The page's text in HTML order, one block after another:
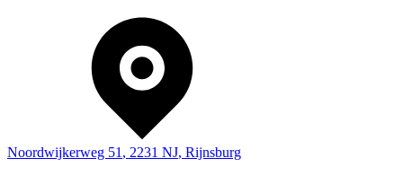
Noordwijkerweg 51 , 2231 NJ, Rijnsburg